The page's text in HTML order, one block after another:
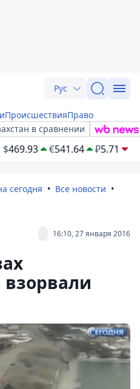
Рус
ПроисшествияПраво
в сравнении
$469.93 €541.64 ₽5.71
сегодня
Все новости
16:10, 27 января 2016